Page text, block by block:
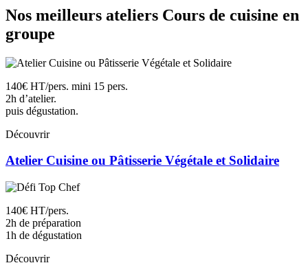
Nos meilleurs ateliers Cours de cuisine en
groupe
140€ HT/pers. mini 15 pers.
2h d’atelier.
puis dégustation.
Découvrir
Atelier Cuisine ou Pâtisserie Végétale et Solidaire
140€ HT/pers.
2h de préparation
1h de dégustation
Découvrir